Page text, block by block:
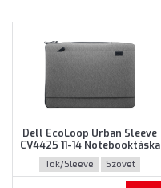
Dell EcoLoop Urban Sleeve
CV4425 11-14 Notebooktáska
(460-BDWQ) - Maximum 14"
méretű notebookokhoz,
Szürke színben
Tok/Sleeve Szövet